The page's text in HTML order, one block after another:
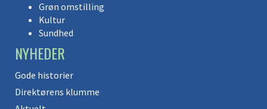
Grøn omstilling
Kultur
Sundhed
NYHEDER
Gode historier
Direktørens klumme